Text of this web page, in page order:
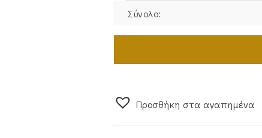
Σύνολο:
Σκουλαρίκια
Παιδικά
920669YΠροσθήκη στα αγαπημένα